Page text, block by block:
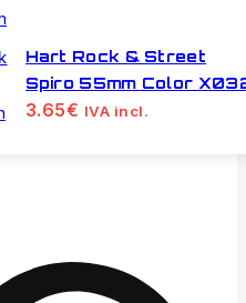
Hart Rock & Street
Spiro 55mm Color
3.65€ IVA incl.